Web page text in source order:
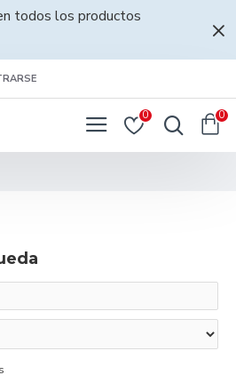
todos los productos
0 0